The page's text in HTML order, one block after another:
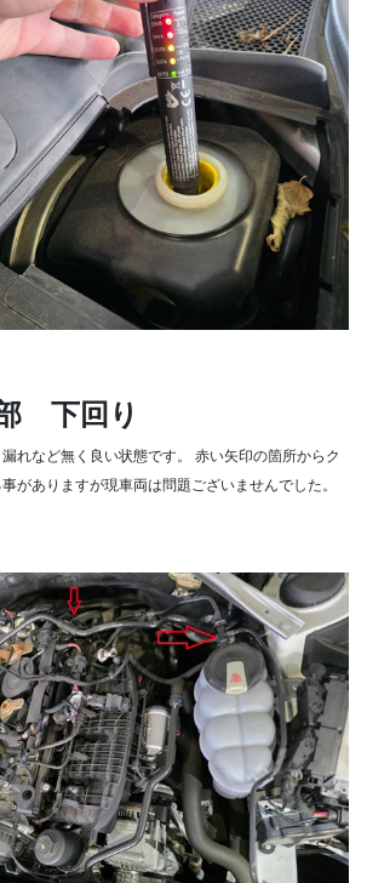
下回り
れなど無く良い状態です。
赤い矢印の箇所からク
がありますが現車両は問題ございませんでした。